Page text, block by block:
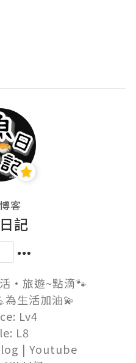
客
記
•旅遊~點滴🐾
為生活加油💫
Lv4
L8
| Youtube